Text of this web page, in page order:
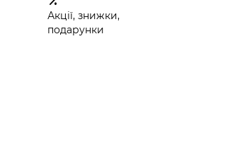
Акції, знижки,
подарунки